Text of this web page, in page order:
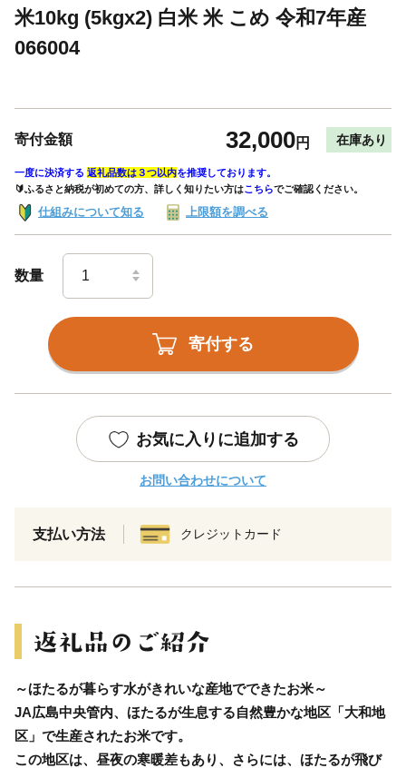
米10kg (5kgx2) 白米 米 こめ 令和7年産
066004
寄付金額 32,000円 在庫あり
一度に決済する 返礼品数は３つ以内を推奨しております。
🔰ふるさと納税が初めての方、詳しく知りたい方はこちらでご確認ください。
仕組みについて知る 上限額を調べる
数量
寄付する
お気に入りに追加する
お問い合わせについて
支払い方法 クレジットカード
～ほたるが暮らす水がきれいな産地でできたお米～
JA広島中央管内、ほたるが生息する自然豊かな地区「大和地
区」で生産されたお米です。
この地区は、昼夜の寒暖差もあり、さらには、ほたるが飛び